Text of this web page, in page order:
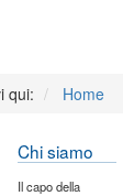
qui: Home
Chi siamo
Il capo della